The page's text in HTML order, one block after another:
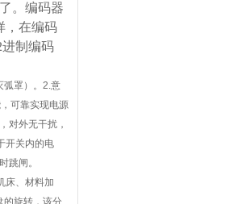
。编码器
，在编码
制编码
弧罩）。2.意
可靠实现电源
对外无干扰，
开关内的电
跳闸。
床、材料加
的旋转，该分